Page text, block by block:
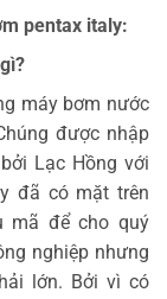
pentax italy:
máy bơm nước
được nhập
Lạc Hồng với
đã có mặt trên
mã để cho quý
nghiệp nhưng
lớn. Bởi vì có